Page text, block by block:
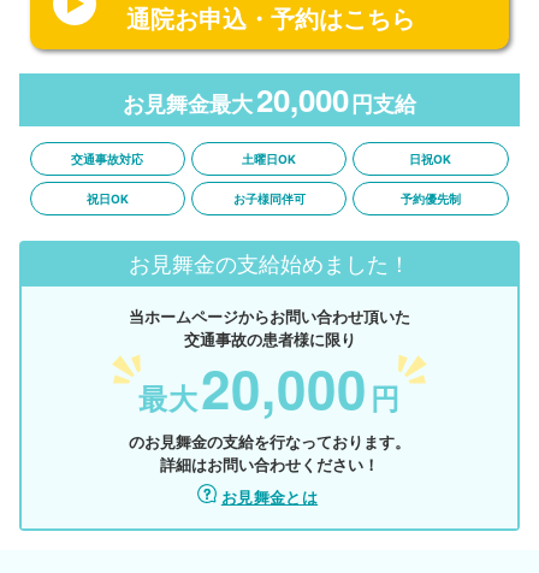
通院お申込・予約はこちら
お見舞金最大20,000 円支給
交通事故対応 土曜日OK 日祝OK
祝日OK お子様同伴可 予約優先制
お見舞金の支給始めました！
当ホームページからお問い合わせ頂いた
交通事故の患者様に限り
最大20,000 円
のお見舞金の支給を行なっております。
詳細はお問い合わせください！
お見舞金とは